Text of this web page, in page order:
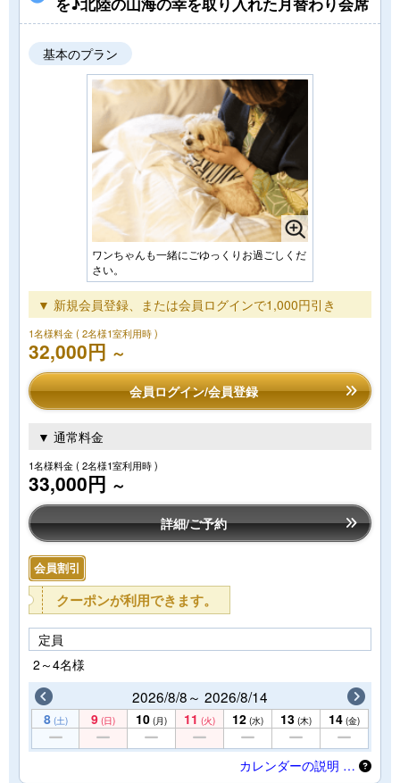
基本のプラン
ワンちゃんも一緒にごゆっくりお過ごしくだ
さい。
▼ 新規会員登録、または会員ログインで1,000円引き
1名様料金( 2名様1室利用時 )
32,000円 ～
会員ログイン/会員登録
▼ 通常料金
1名様料金( 2名様1室利用時 )
33,000円 ～
詳細/ご予約
会員割引
クーポンが利用できます。
定員
2～4名様
2026/8/8～ 2026/8/14
8 (土) 9 (日) 10 (月) 11 (火) 12 (水) 13 (木) 14 (金)
カレンダーの説明 …